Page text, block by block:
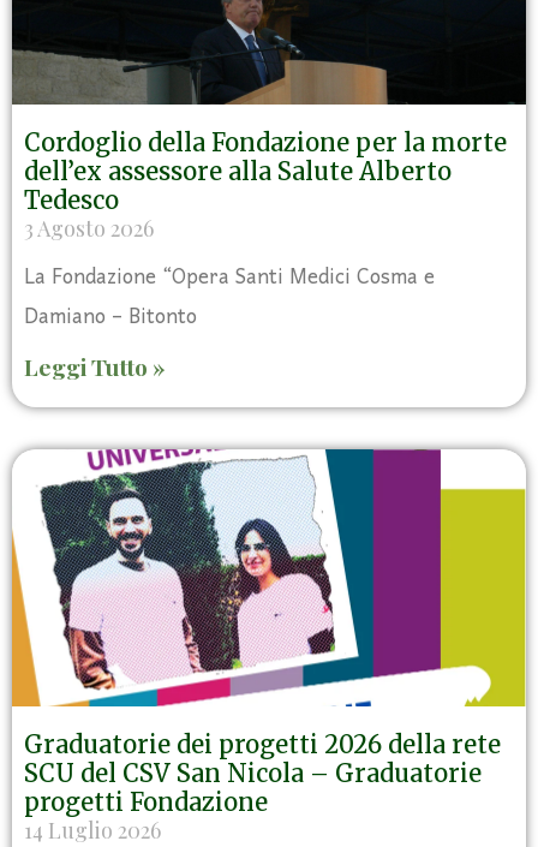
Cordoglio della Fondazione per la morte
dell’ex assessore alla Salute Alberto
Tedesco
3 Agosto 2026
La Fondazione “Opera Santi Medici Cosma e
Damiano – Bitonto
Leggi Tutto »
Graduatorie dei progetti 2026 della rete
SCU del CSV San Nicola – Graduatorie
progetti Fondazione
14 Luglio 2026